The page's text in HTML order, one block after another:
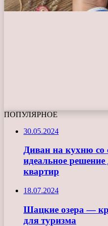
ПОПУЛЯРНОЕ
30.05.2024
Диван на кухню со
идеальное
квартир
18.07.2024
Шацкие озера —
для туризма